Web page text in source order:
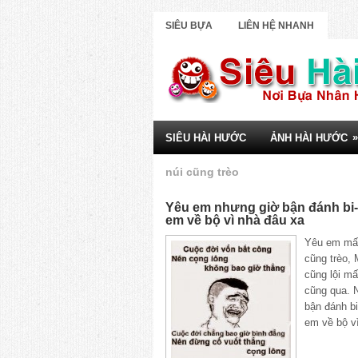
SIÊU BỰA LIÊN HỆ NHANH
SIÊU HÀI HƯỚC ẢNH HÀI HƯỚC »
núi cũng trèo
Yêu em nhưng giờ bận đánh
em về bộ vì nhà đâu xa
Yêu em
cũng trèo,
cũng lội
cũng qua.
bận đánh
em về bộ